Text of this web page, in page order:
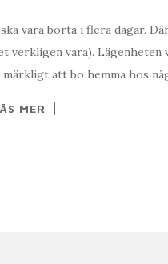
vara borta i flera dagar.
verkligen vara). Lägenheten
märkligt att bo hemma hos
MER